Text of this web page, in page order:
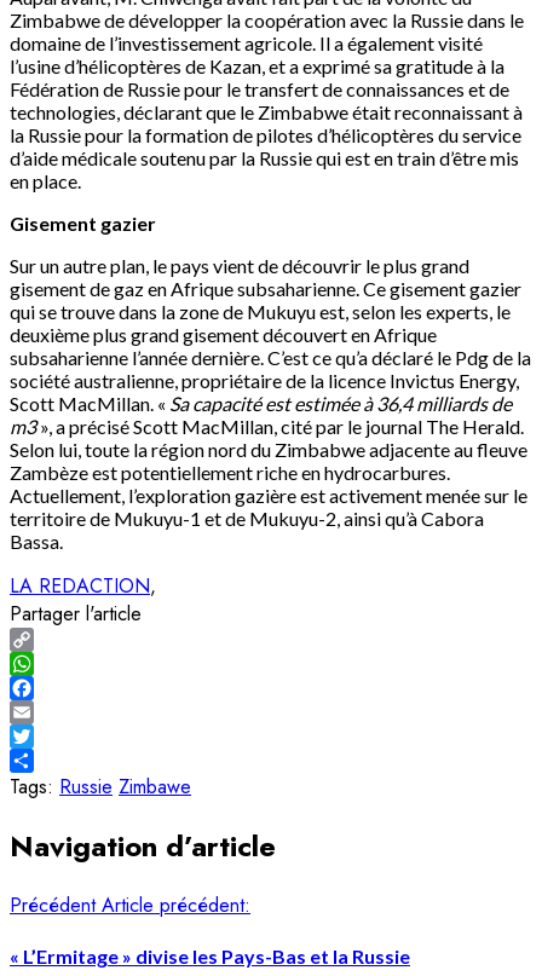
Zimbabwe de développer la coopération avec la Russie dans le
domaine de l’investissement agricole. Il a également visité
l’usine d’hélicoptères de Kazan, et a exprimé sa gratitude à la
Fédération de Russie pour le transfert de connaissances et de
technologies, déclarant que le Zimbabwe était reconnaissant à
la Russie pour la formation de pilotes d’hélicoptères du service
d’aide médicale soutenu par la Russie qui est en train d’être mis
en place.
Gisement gazier
Sur un autre plan, le pays vient de découvrir le plus grand
gisement de gaz en Afrique subsaharienne. Ce gisement gazier
qui se trouve dans la zone de Mukuyu est, selon les experts, le
deuxième plus grand gisement découvert en Afrique
subsaharienne l’année dernière. C’est ce qu’a déclaré le Pdg de la
société australienne, propriétaire de la licence Invictus Energy,
Scott MacMillan. « Sa capacité est estimée à 36,4 milliards de
m3», a précisé Scott MacMillan, cité par le journal The Herald.
Selon lui, toute la région nord du Zimbabwe adjacente au fleuve
Zambèze est potentiellement riche en hydrocarbures.
Actuellement, l’exploration gazière est activement menée sur le
territoire de Mukuyu-1 et de Mukuyu-2, ainsi qu’à Cabora
Bassa.
LA REDACTION
Partager l'article
Copy
Link
WhatsApp
Facebook
Email
Twitter
Share
Tags: Russie Zimbawe
Navigation d’article
Précédent Article précédent:
« L’Ermitage » divise les Pays-Bas et la Russie